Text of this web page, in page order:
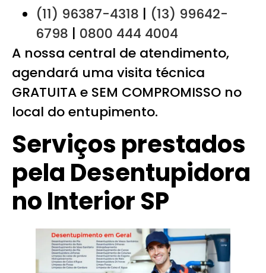
(11) 96387-4318 | (13) 99642-
6798 | 0800 444 4004
A nossa central de atendimento,
agendará uma visita técnica
GRATUITA e SEM COMPROMISSO no
local do entupimento.
Serviços prestados
pela Desentupidora
no Interior SP